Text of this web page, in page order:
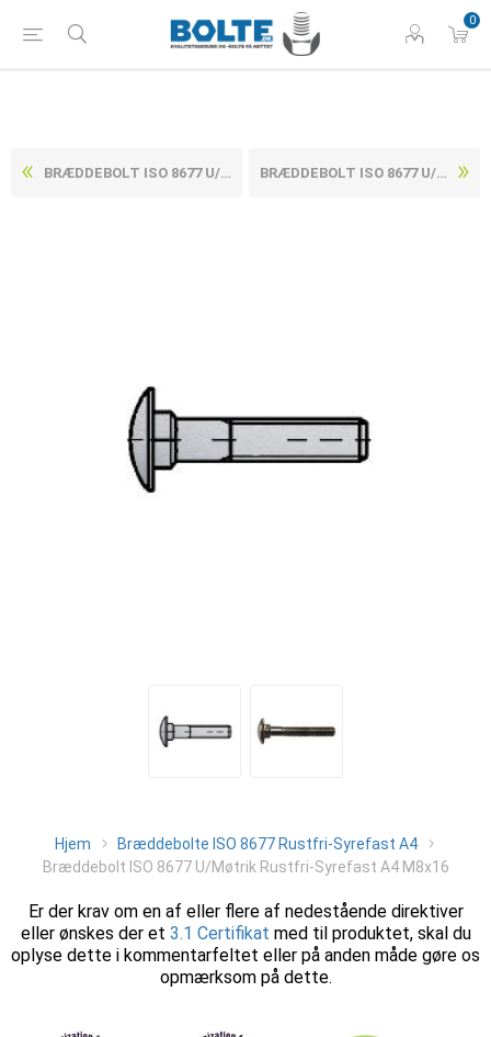
0
BRÆDDEBOLT ISO 8677 U/MØTRIK RUSTFRI-SYREFAST A4 M8X150 BRÆDDEBOLT ISO 8677 U/MØTRIK RUSTFRI-SYREFAST A4 M8X20
Hjem
Bræddebolte ISO 8677 Rustfri-Syrefast A4
Bræddebolt ISO 8677 U/Møtrik Rustfri-Syrefast A4 M8x16
Er der krav om en af eller flere af nedestående direktiver
eller ønskes der et 3.1 Certifikat med til produktet, skal du
oplyse dette i kommentarfeltet eller på anden måde gøre os
opmærksom på dette.